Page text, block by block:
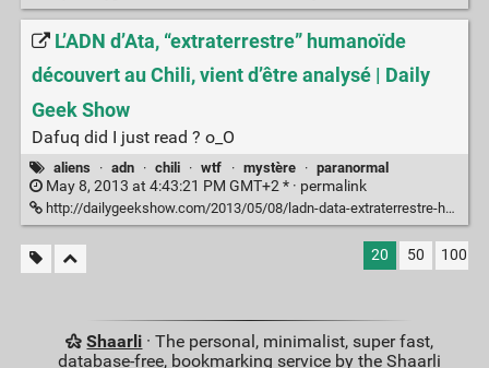
L’ADN d’Ata, “extraterrestre” humanoïde
découvert au Chili, vient d’être analysé | Daily
Geek Show
Dafuq did I just read ? o_O
aliens · adn · chili · wtf · mystère · paranormal
May 8, 2013 at 4:43:21 PM GMT+2 * · permalink
http://dailygeekshow.com/2013/05/08/ladn-data-extraterrestre-humanoide-decouvert-au-chili-vient-detre-analyse/
20 50 100
Shaarli · The personal, minimalist, super fast,
database-free, bookmarking service by the Shaarli